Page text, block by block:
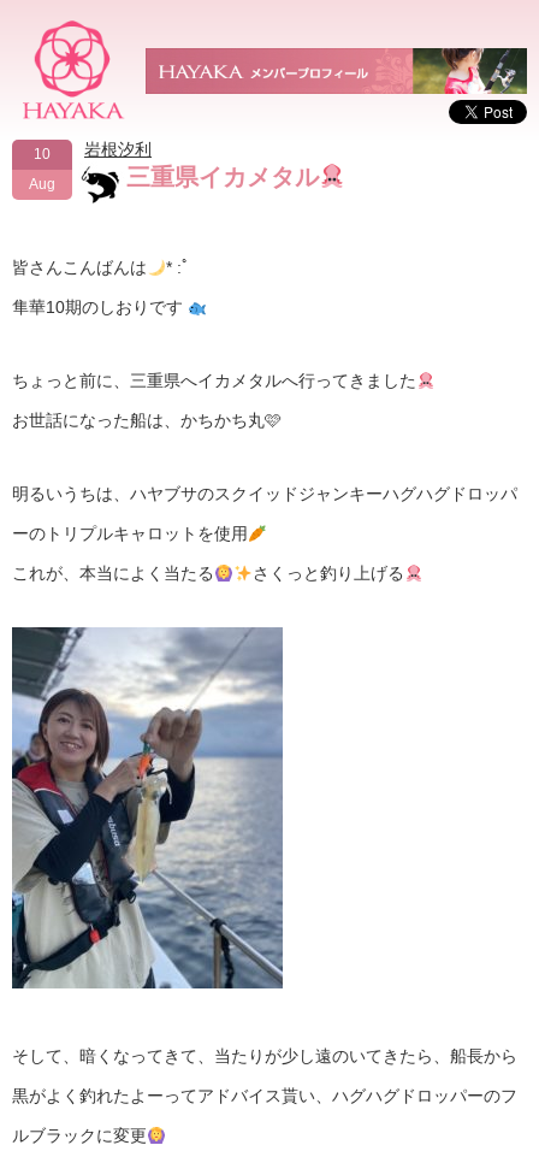
10
Aug
岩根汐利
三重県イカメタル
皆さんこんばんは * :ﾟ
隼華10期のしおりです ‪
ちょっと前に、三重県へイカメタルへ行ってきました
お世話になった船は、かちかち丸🩷
明るいうちは、ハヤブサのスクイッドジャンキーハグハグドロッパ
ーのトリプルキャロットを使用
これが、本当によく当たる さくっと釣り上げる
そして、暗くなってきて、当たりが少し遠のいてきたら、船長から
黒がよく釣れたよーってアドバイス貰い、ハグハグドロッパーのフ
ルブラックに変更